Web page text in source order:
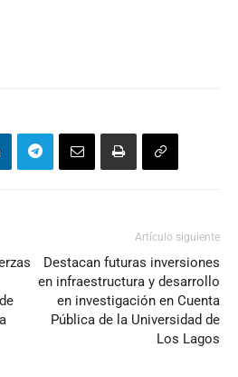
Artículo siguiente
Destacan futuras inversiones
en infraestructura y desarrollo
en investigación en Cuenta
Pública de la Universidad de
Los Lagos